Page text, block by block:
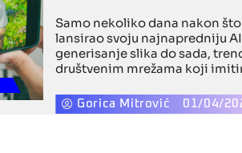
Samo nekoliko dana nakon
lansirao svoju najnapredniju
generisanje slika do sada,
društvenim mrežama koji
Ghibli pokazuje i snagu ove
zabrinutost zbog autorskih
Gorica Mitrović 01/04/